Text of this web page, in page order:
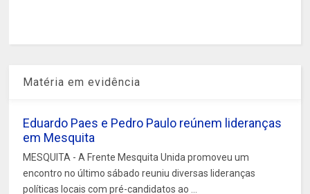
Matéria em evidência
Eduardo Paes e Pedro Paulo reúnem lideranças
em Mesquita
MESQUITA - A Frente Mesquita Unida promoveu um
encontro no último sábado reuniu diversas lideranças
políticas locais com pré-candidatos ao ...